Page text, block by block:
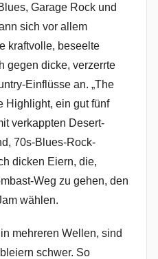
Garage Rock und
sich vor allem
kraftvolle, beseelte
gegen dicke, verzerrte
Einflüsse an. „The
Highlight, ein gut fünf
verkappten Desert-
70s-Blues-Rock-
dicken Eiern, die,
Weg zu gehen, den
wählen.
mehreren Wellen, sind
schwer. So